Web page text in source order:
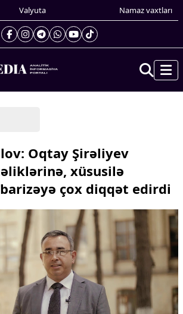
Valyuta Namaz vaxtları
Oqtay Şirəliyev
xüsusilə
çox diqqət edirdi